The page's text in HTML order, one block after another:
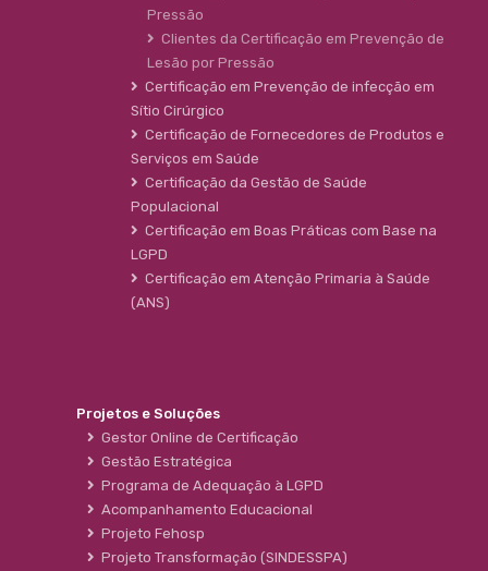
Pressão
Clientes da Certificação em Prevenção de
Lesão por Pressão
Certificação em Prevenção de infecção em
Sítio Cirúrgico
Certificação de Fornecedores de Produtos e
Serviços em Saúde
Certificação da Gestão de Saúde
Populacional
Certificação em Boas Práticas com Base na
LGPD
Certificação em Atenção Primaria à Saúde
(ANS)
Projetos e Soluções
Gestor Online de Certificação
Gestão Estratégica
Programa de Adequação à LGPD
Acompanhamento Educacional
Projeto Fehosp
Projeto Transformação (SINDESSPA)